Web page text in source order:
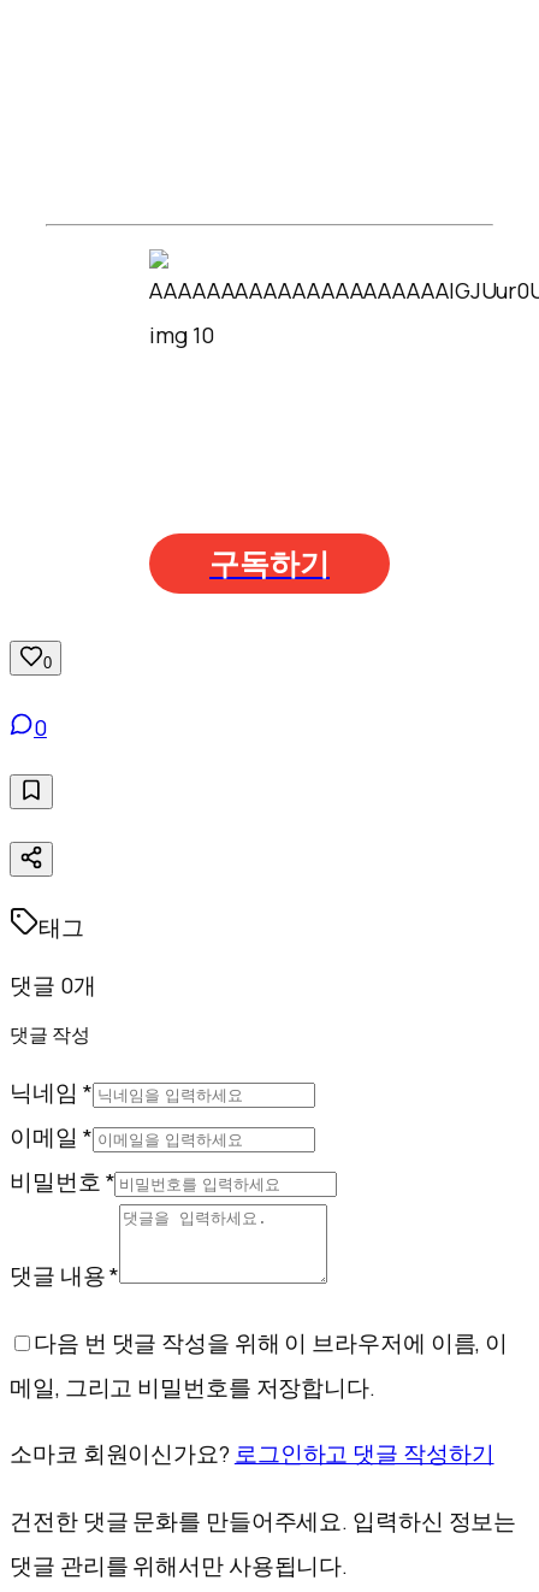
구독하기
0
0
태그
댓글 0개
댓글 작성
닉네임 *
이메일 *
비밀번호 *
댓글 내용 *
다음 번 댓글 작성을 위해 이 브라우저에 이름, 이
메일, 그리고 비밀번호를 저장합니다.
소마코 회원이신가요? 로그인하고 댓글 작성하기
건전한 댓글 문화를 만들어주세요. 입력하신 정보는
댓글 관리를 위해서만 사용됩니다.